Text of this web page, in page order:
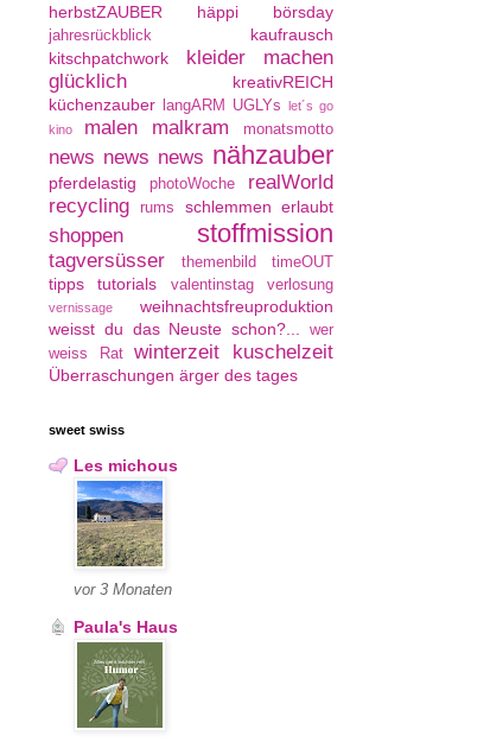
herbstZAUBER
häppi börsday
jahresrückblick
kaufrausch
kitschpatchwork
kleider machen
glücklich
kreativREICH
küchenzauber
langARM UGLYs let´s go
kino
malen malkram monatsmotto
news news news nähzauber
pferdelastig photoWoche
realWorld
recycling
rums schlemmen erlaubt
shoppen stoffmission
tagversüsser themenbild timeOUT
tipps tutorials valentinstag verlosung
vernissage
weihnachtsfreuproduktion
weisst du das Neuste schon?...
wer
weiss Rat
winterzeit kuschelzeit
Überraschungen ärger des tages
sweet swiss
Les michous
vor 3 Monaten
Paula's Haus